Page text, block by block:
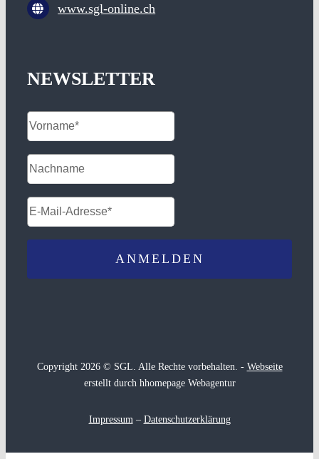
www.sgl-online.ch
NEWSLETTER
Copyright 2026 © SGL. Alle Rechte vorbehalten. - Webseite
erstellt durch hhomepage Webagentur
Impressum– Datenschutzerklärung